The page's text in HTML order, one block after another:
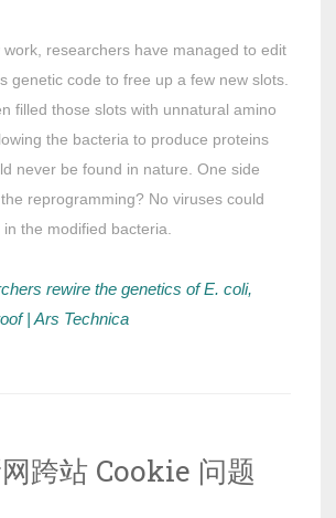
work, researchers have managed to edit
genetic code to free up a few new slots.
filled those slots with unnatural amino
the bacteria to produce proteins
never be found in nature. One side
reprogramming? No viruses could
the modified bacteria.
rewire the genetics of E. coli,
| Ars Technica
跨站 Cookie 问题